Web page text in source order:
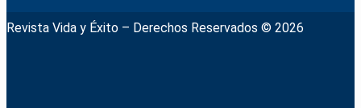
Revista Vida y Éxito – Derechos Reservados © 2026